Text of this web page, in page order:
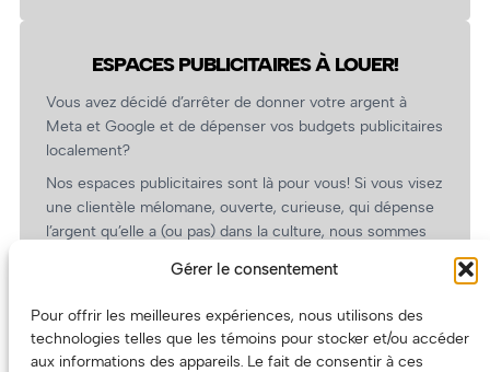
Gérer le consentement
Pour offrir les meilleures expériences, nous utilisons des
technologies telles que les témoins pour stocker et/ou accéder
aux informations des appareils. Le fait de consentir à ces
ESPACES PUBLICITAIRES À LOUER!
Vous avez décidé d’arrêter de donner votre argent à
Meta et Google et de dépenser vos budgets publicitaires
localement?
Nos espaces publicitaires sont là pour vous! Si vous visez
une clientèle mélomane, ouverte, curieuse, qui dépense
l’argent qu’elle a (ou pas) dans la culture, nous sommes
revient.
(Oui, on va avoir des tarifs spéciaux pour vous, les